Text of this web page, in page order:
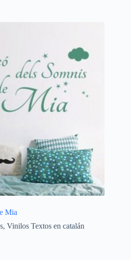
Mia
, Vinilos Textos en catalán